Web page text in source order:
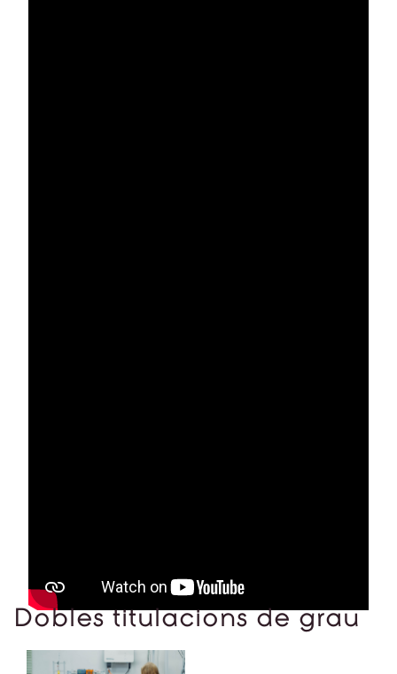
Dobles titulacions de grau